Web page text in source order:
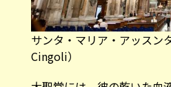
サンタ・マリア・アッスン
Cingoli）